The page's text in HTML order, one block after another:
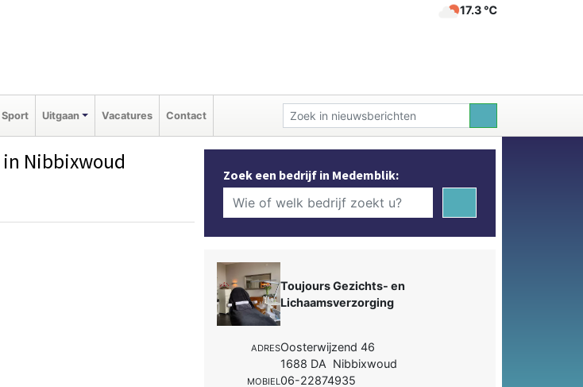
17.3 ℃
Sport Uitgaan Vacatures Contact
in Nibbixwoud
Zoek een bedrijf in Medemblik:
Toujours Gezichts- en
Lichaamsverzorging
ADRESOosterwijzend 46
1688 DA Nibbixwoud
MOBIEL06-22874935